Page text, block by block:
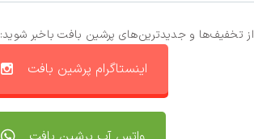
از تخفیف‌ها و جدیدترین‌های پرشین بافت باخبر شوید:
اینستاگرام پرشین بافت